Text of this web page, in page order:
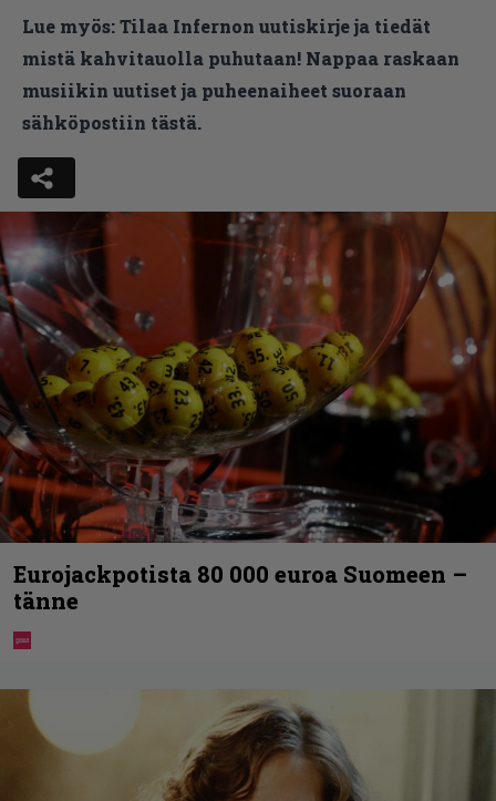
Lue myös:Tilaa Infernon uutiskirje ja tiedät
mistä kahvitauolla puhutaan! Nappaa raskaan
musiikin uutiset ja puheenaiheet suoraan
sähköpostiin tästä.
Eurojackpotista 80 000 euroa Suomeen –
tänne